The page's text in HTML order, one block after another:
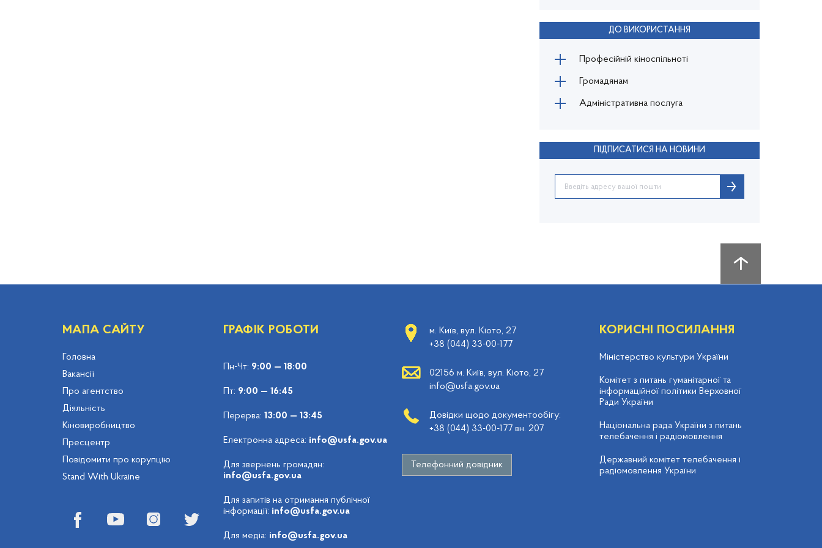
ДО ВИКОРИСТАННЯ
Професійній кіноспільноті
Громадянам
Адміністративна послуга
ПІДПИСАТИСЯ НА НОВИНИ
МАПА САЙТУ
Головна
Вакансії
Про агентство
Діяльність
Кіновиробництво
Пресцентр
Повідомити про корупцію
Stand With Ukraine
ГРАФІК РОБОТИ
Пн-Чт: 9:00 — 18:00
Пт: 9:00 — 16:45
Перерва: 13:00 — 13:45
Електронна адреса: info@usfa.gov.ua
Для звернень громадян:
info@usfa.gov.ua
Для запитів на отримання публічної
інформації: info@usfa.gov.ua
Для медіа: info@usfa.gov.ua
м. Київ, вул. Кіото, 27
+38 (044) 33-00-177
02156 м. Київ, вул. Кіото, 27
info@usfa.gov.ua
Довідки щодо документообігу:
+38 (044) 33-00-177 вн. 207
Телефонний довідник
КОРИСНІ ПОСИЛАННЯ
Міністерство культури України
Комітет з питань гуманітарної та
інформаційної політики Верховної
Ради України
Національна рада України з питань
телебачення і радіомовлення
Державний комітет телебачення і
радіомовлення України